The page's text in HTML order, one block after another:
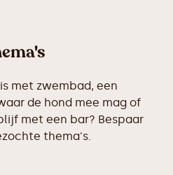
met zwembad, een
de hond mee mag of
met een bar? Bespaar
thema's.